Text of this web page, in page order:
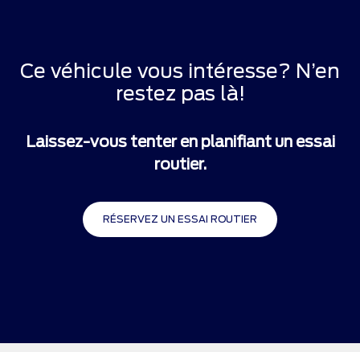
Ce véhicule vous intéresse? N’en
restez pas là!
Laissez-vous tenter en planifiant un essai
routier.
RÉSERVEZ UN ESSAI ROUTIER